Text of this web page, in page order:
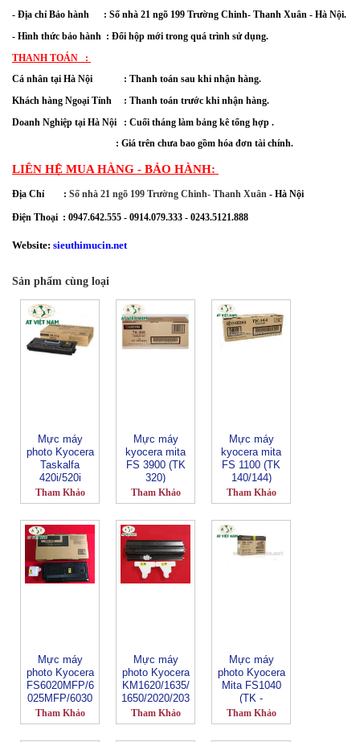
- Địa chỉ Bảo hành      : Số nhà 21 ngõ 199 Trường Chinh- Thanh Xuân - Hà Nội.
- Hình thức bảo hành  : Đổi hộp mới trong quá trình sử dụng.
THANH TOÁN   :
Cá nhân tại Hà Nội             : Thanh toán sau khi nhận hàng.
Khách hàng Ngoại Tỉnh     : Thanh toán trước khi nhận hàng.
Doanh Nghiệp tại Hà Nội   : Cuối tháng làm bảng kê tổng hợp .
: Giá trên chưa bao gồm hóa đơn tài chính.
LIÊN HỆ MUA HÀNG - BẢO HÀNH:
Địa Chỉ        : Số nhà 21 ngõ 199 Trường Chinh- Thanh Xuân - Hà Nội
Điện Thoại  : 0947.642.555 - 0914.079.333 - 0243.5121.888
Website: sieuthimucin.net
Sản phẩm cùng loại
Mực máy
photo Kyocera
Taskalfa
420i/520i
(TK715/719)
Tham Khảo
Mực máy
kyocera mita
FS 3900 (TK
320)
Tham Khảo
Mực máy
kyocera mita
FS 1100 (TK
140/144)
Tham Khảo
Mực máy
photo Kyocera
FS6020MFP/6
025MFP/6030
MFP (TK 479)
Tham Khảo
Mực máy
photo Kyocera
KM1620/1635/
1650/2020/203
5/2050.(TK
410)
Tham Khảo
Mực máy
photo Kyocera
Mita FS1040
(TK -
1113/1114)
Tham Khảo